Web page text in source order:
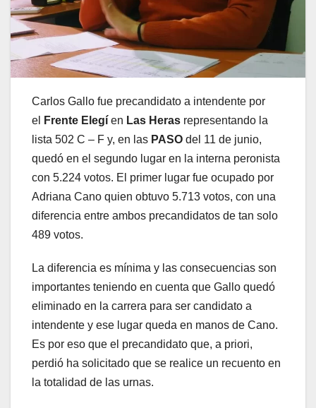
Carlos Gallo fue precandidato a intendente por
el
Frente Elegí en Las Heras representando la
lista 502 C – F y, en las PASO del 11 de junio,
quedó en el segundo lugar en la interna peronista
con 5.224 votos. El primer lugar fue ocupado por
Adriana Cano quien obtuvo 5.713 votos, con una
diferencia entre ambos precandidatos de tan solo
489 votos.
La diferencia es mínima y las consecuencias son
importantes teniendo en cuenta que Gallo quedó
eliminado en la carrera para ser candidato a
intendente y ese lugar queda en manos de Cano.
Es por eso que el precandidato que, a priori,
perdió ha solicitado que se realice un recuento en
la totalidad de las urnas.